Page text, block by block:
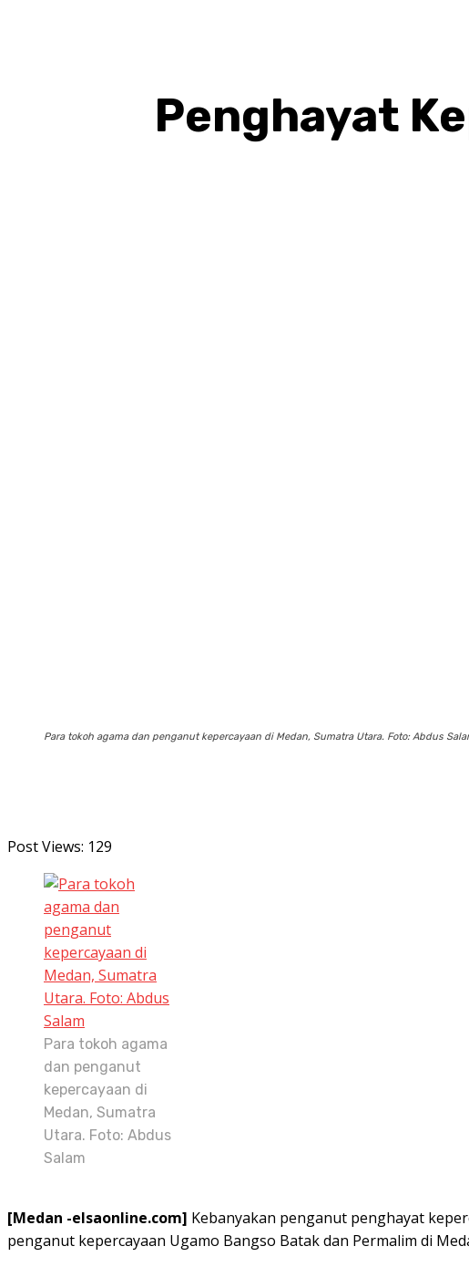
Penghayat
Para tokoh agama dan penganut kepercayaan di Medan, Sumatra Utara. Foto: Abdus
Post Views: 129
Para tokoh agama
dan penganut
kepercayaan di
Medan, Sumatra
Utara. Foto: Abdus
Salam
[Medan -elsaonline.com] Kebanyakan penganut penghayat
penganut kepercayaan Ugamo Bangso Batak dan Permalim di